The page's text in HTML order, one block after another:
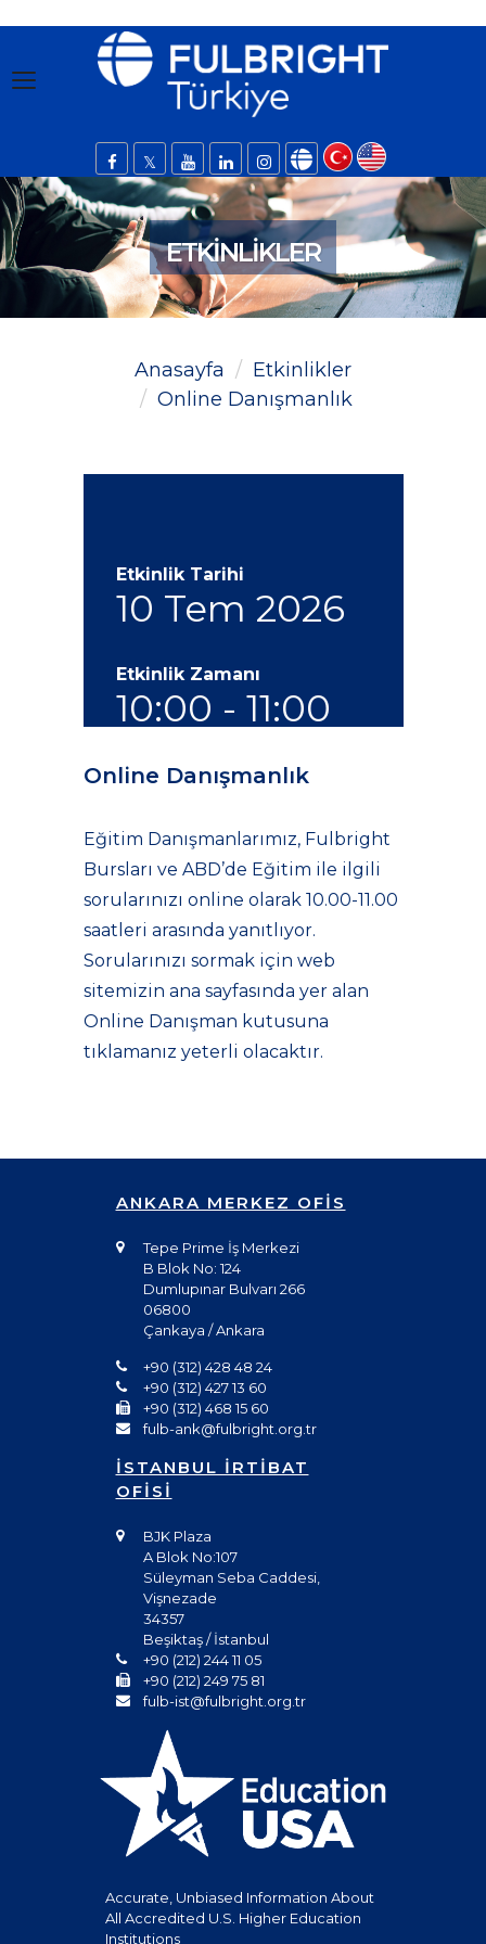
ETKINLIKLER
Anasayfa
Etkinlikler
Online Danışmanlık
Etkinlik Tarihi
10 Tem 2026
Etkinlik Zamanı
10:00 - 11:00
Online Danışmanlık
Eğitim Danışmanlarımız, Fulbright
Bursları ve ABD’de Eğitim ile ilgili
sorularınızı online olarak 10.00-11.00
saatleri arasında yanıtlıyor.
Sorularınızı sormak için web
sitemizin ana sayfasında yer alan
Online Danışman kutusuna
tıklamanız yeterli olacaktır.
ANKARA MERKEZ OFİS
Tepe Prime İş Merkezi
B Blok No: 124
Dumlupınar Bulvarı 266
06800
Çankaya / Ankara
+90 (312) 428 48 24
+90 (312) 427 13 60
+90 (312) 468 15 60
fulb-ank@fulbright.org.tr
İSTANBUL İRTİBAT
OFİSİ
BJK Plaza
A Blok No:107
Süleyman Seba Caddesi,
Vişnezade
34357
Beşiktaş / İstanbul
+90 (212) 244 11 05
+90 (212) 249 75 81
fulb-ist@fulbright.org.tr
Accurate, Unbiased Information About
All Accredited U.S. Higher Education
Institutions